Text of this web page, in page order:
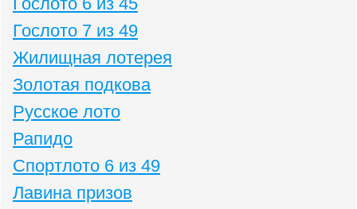
Гослото 7 из 49
Жилищная лотерея
Золотая подкова
Русское лото
Рапидо
Спортлото 6 из 49
Лавина призов